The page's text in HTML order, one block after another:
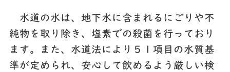
水道の水は、地下水に含まれるにごりや不
純物を取り除き、塩素での殺菌を行っており
ます。また、水道法により５１項目の水質基
準が定められ、安心して飲めるよう厳しい検